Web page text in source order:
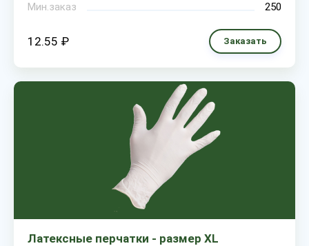
Мин.заказ
250
12.55 ₽ Заказать
Латексные перчатки - размер XL